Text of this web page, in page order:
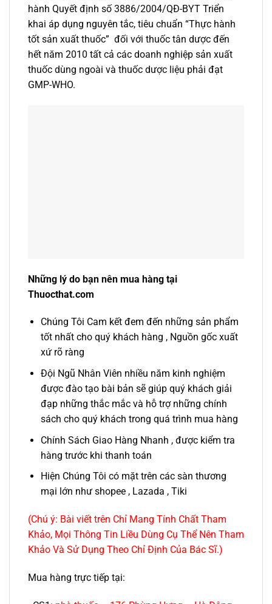
hành Quyết định số 3886/2004/QĐ-BYT Triển
khai áp dụng nguyên tắc, tiêu chuẩn “Thực hành
tốt sản xuất thuốc” đối với thuốc tân dược đến
hết năm 2010 tất cả các doanh nghiệp sản xuất
thuốc dùng ngoài và thuốc dược liệu phải đạt
GMP-WHO.
Những lý do bạn nên mua hàng tại
Thuocthat.com
Chúng Tôi Cam kết đem đến những sản phẩm
tốt nhất cho quý khách hàng , Nguồn gốc xuất
xứ rõ ràng
Đội Ngũ Nhân Viên nhiều năm kinh nghiệm
được đào tạo bài bản sẽ giúp quý khách giải
đạp những thắc mắc và hỗ trợ những chính
sách cho quý khách trong quá trình mua hàng
Chính Sách Giao Hàng Nhanh , được kiểm tra
hàng trước khi thanh toán
Hiện Chúng Tôi có mặt trên các sàn thương
mại lớn như shopee , Lazada , Tiki
(Chú ý: Bài viết trên Chỉ Mang Tính Chất Tham
Khảo, Mọi Thông Tin Liều Dùng Cụ Thể Nên Tham
Khảo Và Sử Dụng Theo Chỉ Định Của Bác Sĩ.)
Mua hàng trực tiếp tại: